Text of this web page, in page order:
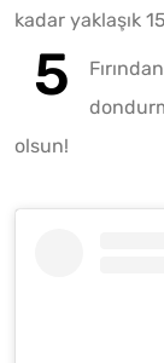
kadar yaklaşık
olsun!